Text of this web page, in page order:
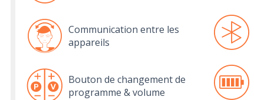
Communication entre les
appareils
Bouton de changement de
programme & volume